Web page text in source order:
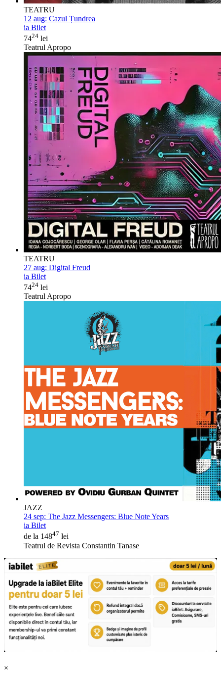
TEATRU
12 aug: Cazul Țundrea
ia Bilet
7424 lei
Teatrul Apropo
TEATRU
27 aug: Digital Freud
ia Bilet
7424 lei
Teatrul Apropo
JAZZ
24 sep: The Jazz Messengers: Blue Note Years
ia Bilet
de la 14847 lei
Teatrul de Revista Constantin Tanase
×